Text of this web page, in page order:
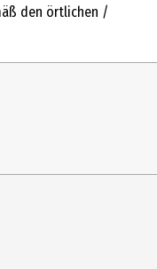
den örtlichen /